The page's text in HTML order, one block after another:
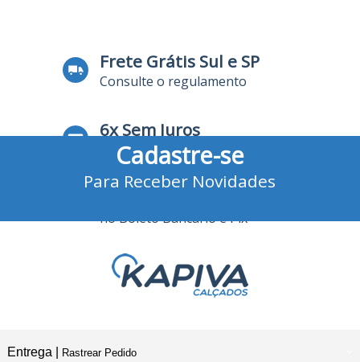
Frete Grátis Sul e SP
Consulte o regulamento
6x Sem Juros
no Cartão de Crédito
no Boleto Bancário e Pix
Cadastre-se
Para Receber Novidades
Entrega | Rastrear Pedido